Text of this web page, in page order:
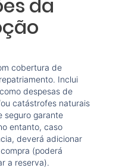
da
cobertura de
Inclui
despesas de
catástrofes naturais
seguro garante
entanto, caso
deverá adicionar
(poderá
a reserva).